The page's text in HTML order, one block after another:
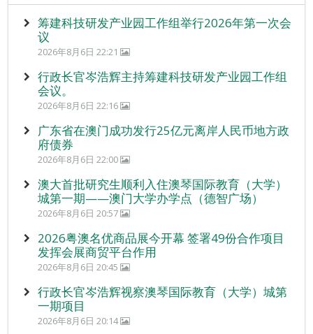
筹建科技研发产业园工作组举行2026年第一次会
议
2026年8月6日 22:21
行政长官岑浩辉主持筹建科技研发产业园工作组
会议。
2026年8月6日 22:16
广东省在澳门成功发行25亿元离岸人民币地方政
府债券
2026年8月6日 22:00
澳大首批研究生顺利入住澳琴国际教育（大学）
城第一期——澳门大学办学点（德智广场）
2026年8月6日 20:57
2026粤澳名优商品展今开幕 签署49份合作项目
发挥会展商贸平台作用
2026年8月6日 20:45
行政长官岑浩辉视察澳琴国际教育（大学）城第
一期项目
2026年8月6日 20:14